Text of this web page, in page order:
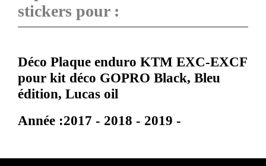
stickers pour :
Déco Plaque enduro KTM EXC-EXCF
pour kit déco GOPRO Black, Bleu
édition, Lucas oil
Année :2017 - 2018 - 2019 -